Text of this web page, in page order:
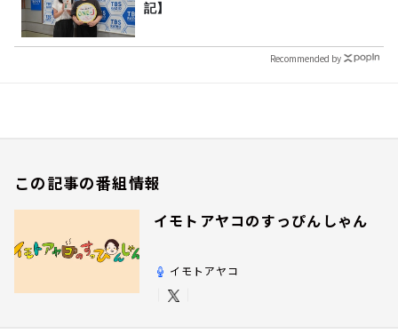
記】
Recommended by
この記事の番組情報
イモトアヤコのすっぴんしゃん
イモトアヤコ